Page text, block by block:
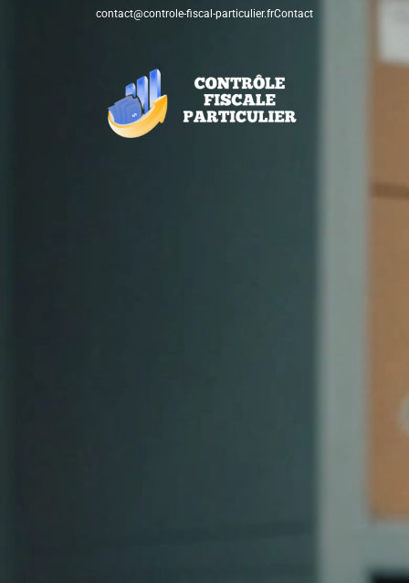
contact@controle-fiscal-particulier.frContact